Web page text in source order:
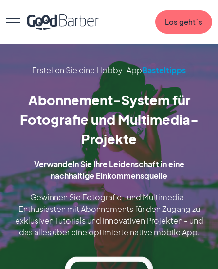
Los geht`s
Erstellen Sie eine Hobby-AppBasteltipps
Abonnement-System für
Fotografie und Multimedia-
Projekte
Verwandeln Sie Ihre Leidenschaft in eine
nachhaltige Einkommensquelle
Gewinnen Sie Fotografie- und Multimedia-
Enthusiasten mit Abonnements für den Zugang zu
exklusiven Tutorials und innovativen Projekten - und
das alles über eine optimierte native mobile App.